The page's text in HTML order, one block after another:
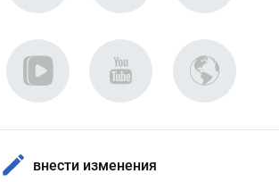
внести изменения